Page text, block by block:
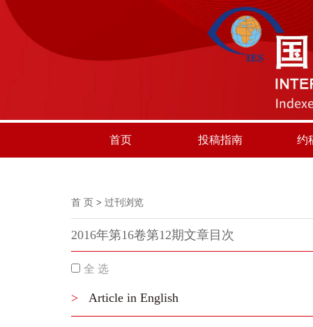
首页 投稿指南 约
首 页 > 过刊浏览
2016年第16卷第12期文章目次
全 选
> Article in English